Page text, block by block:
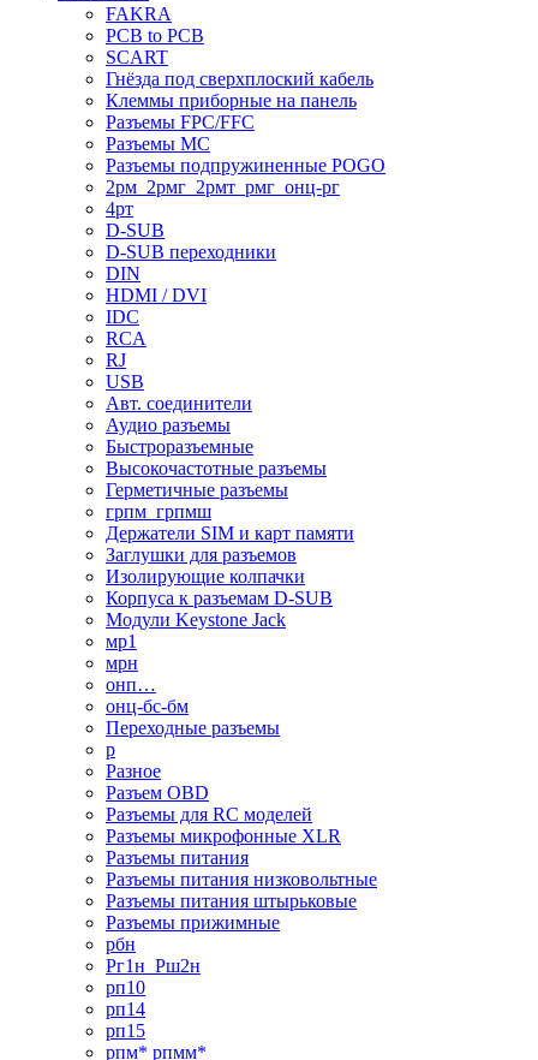
FAKRA
PCB to PCB
SCART
Гнёзда под сверхплоский кабель
Клеммы приборные на панель
Разъемы FPC/FFC
Разъемы MC
Разъемы подпружиненные POGO
2рм_2рмг_2рмт_рмг_онц-рг
4рт
D-SUB
D-SUB переходники
DIN
HDMI / DVI
IDC
RCA
RJ
USB
Авт. соединители
Аудио разъемы
Быстроразъемные
Высокочастотные разъемы
Герметичные разъемы
грпм_грпмш
Держатели SIM и карт памяти
Заглушки для разъемов
Изолирующие колпачки
Корпуса к разъемам D-SUB
Модули Keystone Jack
мр1
мрн
онп…
онц-бс-бм
Переходные разъемы
р
Разное
Разъем OBD
Разъемы для RC моделей
Разъемы микрофонные XLR
Разъемы питания
Разъемы питания низковольтные
Разъемы питания штырьковые
Разъемы прижимные
рбн
Рг1н_Рш2н
рп10
рп14
рп15
рпм* рпмм*